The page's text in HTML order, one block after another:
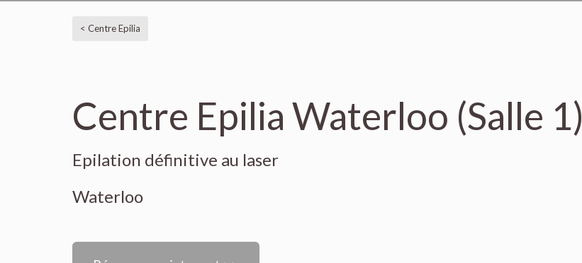
< Centre Epilia
Centre Epilia Waterloo (Salle 1)
Epilation définitive au laser
Waterloo